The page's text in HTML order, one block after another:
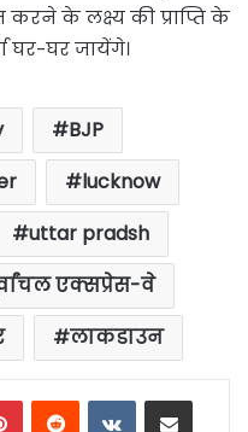
करने के लक्ष्य की प्राप्ति के
घर-घर जायेंगे।
BJP
lucknow
uttar pradsh
एक्सप्रेस-वे
लाकडाउन
PinterestReddit VKontakteShare via Email